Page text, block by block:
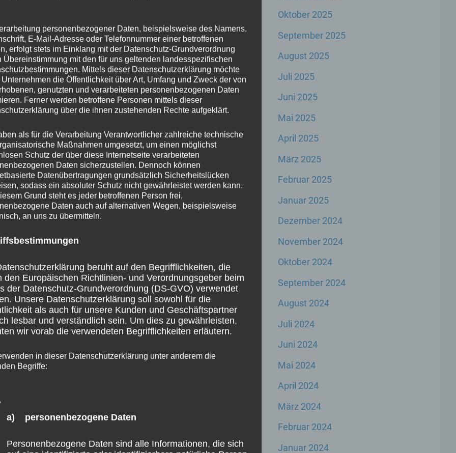
Oktober 2025
September 2025
August 2025
Juli 2025
Juni 2025
Mai 2025
April 2025
März 2025
Februar 2025
Januar 2025
Dezember 2024
November 2024
Oktober 2024
September 2024
August 2024
Juli 2024
Juni 2024
Mai 2024
April 2024
März 2024
Februar 2024
Januar 2024
personenbezogener Daten, beispielsweise des Namens,
E-Mail-Adresse oder Telefonnummer einer betroffenen
erfolgt stets im Einklang mit der Datenschutz-Grundverordnung
Übereinstimmung mit den für uns geltenden landesspezifischen
Mittels dieser Datenschutzerklärung möchte
die Öffentlichkeit über Art, Umfang und Zweck der von
genutzten und verarbeiteten personenbezogenen Daten
Ferner werden betroffene Personen mittels dieser
über die ihnen zustehenden Rechte aufgeklärt.
als für die Verarbeitung Verantwortlicher zahlreiche technische
Maßnahmen umgesetzt, um einen möglichst
Schutz der über diese Internetseite verarbeiteten
Daten sicherzustellen. Dennoch können
Datenübertragungen grundsätzlich Sicherheitslücken
sodass ein absoluter Schutz nicht gewährleistet werden kann.
Grund steht es jeder betroffenen Person frei,
Daten auch auf alternativen Wegen, beispielsweise
an uns zu übermitteln.
beruht auf den Begrifflichkeiten, die
den Europäischen Richtlinien- und Verordnungsgeber beim
der Datenschutz-Grundverordnung (DS-GVO) verwendet
Unsere Datenschutzerklärung soll sowohl für die
als auch für unsere Kunden und Geschäftspartner
lesbar und verständlich sein. Um dies zu gewährleisten,
wir vorab die verwendeten Begrifflichkeiten erläutern.
in dieser Datenschutzerklärung unter anderem die
Begriffe:
a) personenbezogene Daten
Personenbezogene Daten sind alle Informationen, die sich